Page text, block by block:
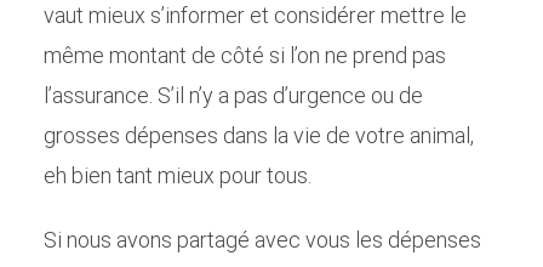
vaut mieux s’informer et considérer mettre le
même montant de côté si l’on ne prend pas
l’assurance. S’il n’y a pas d’urgence ou de
grosses dépenses dans la vie de votre animal,
eh bien tant mieux pour tous.
Si nous avons partagé avec vous les dépenses